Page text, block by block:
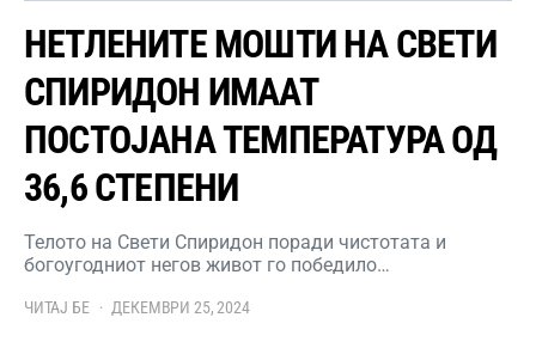
НЕТЛЕНИТЕ МОШТИ НА СВЕТИ
СПИРИДОН ИМААТ
ПОСТОЈАНА ТЕМПЕРАТУРА ОД
36,6 СТЕПЕНИ
Телото на Свети Спиридон поради чистотата и
богоугодниот негов живот го победило…
ЧИТАЈ БЕ ДЕКЕМВРИ 25, 2024